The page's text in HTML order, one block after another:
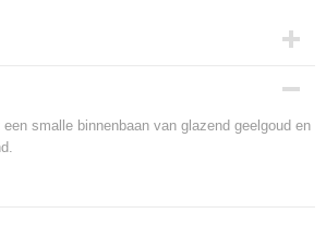
smalle binnenbaan van glazend geelgoud en